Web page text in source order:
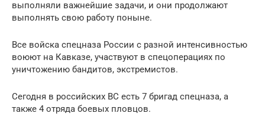
выполняли важнейшие задачи, и они продолжают
выполнять свою работу поныне.
Все войска спецназа России с разной интенсивностью
воюют на Кавказе, участвуют в спецоперациях по
уничтожению бандитов, экстремистов.
Сегодня в российских ВС есть 7 бригад спецназа, а
также 4 отряда боевых пловцов.